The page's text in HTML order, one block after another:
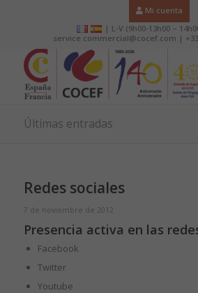
Mi cuenta
| L-V (9h00-13h00 –
service.commercial@cocef.com | +33
Últimas entradas
Redes sociales
7 de noviembre de 2012
Presencia activa en las
Facebook
Twitter
Youtube